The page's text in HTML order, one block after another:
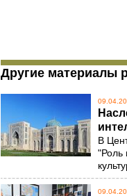
Другие материалы
В
"Роль